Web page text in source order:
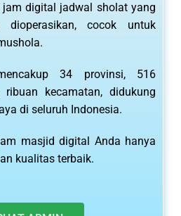
digital jadwal sholat yang
cocok untuk
34 provinsi, 516
kecamatan, didukung
di seluruh Indonesia.
masjid digital Anda hanya
kualitas terbaik.